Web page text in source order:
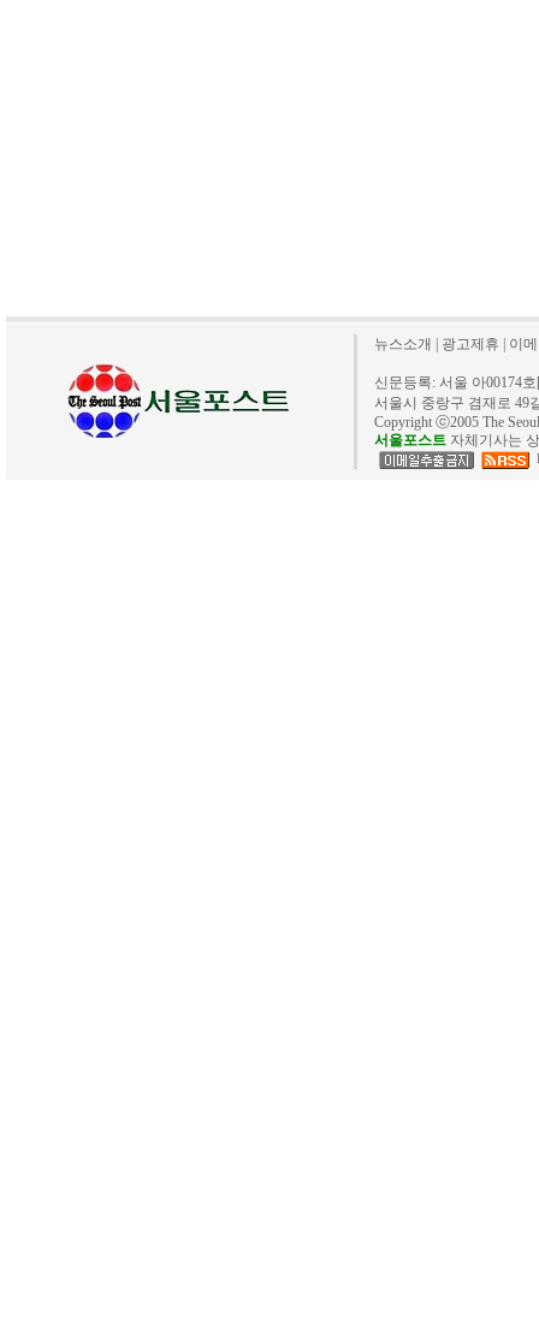
뉴스소개 광고제휴 이
신문등록: 서울 아00174
서울시 중랑구 겸재로 49
Copyright ⓒ2005 The
서울포스트 자체기사는